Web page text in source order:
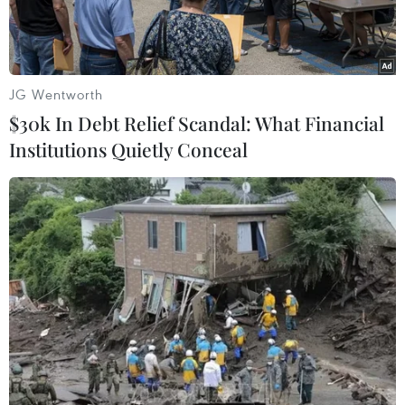
Khám chữa bệnh tại Chuyên Khoa tai mũi họng, Bệnh viện Đa
khoa Sông Thương, Bắc Giang. (Ảnh: Danh Lam/TTXVN)
Thủ tướng Chính phủ Phạm Minh Chính đã ký
Công điện số 179/CĐ-TTg về việc thể chế hóa
Nghị quyết số 30/NQ-CP ngày 4/3/2023 của Chính
JG Wentworth
$30k In Debt Relief Scandal: What Financial
Institutions Quietly Conceal